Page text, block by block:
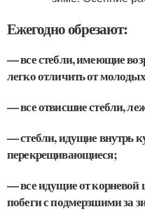
Ежегодно обрезают:
— все стебли, имеющие
легко отличить от
— все отвисшие стебли,
— стебли, идущие внутрь
перекрещивающиеся;
— все идущие от
побеги с подмерзшими за